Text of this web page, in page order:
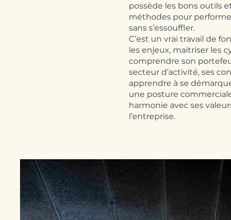
possède les bons outils
méthodes pour
sans s’essouffler.
C’est un vrai travail de
les enjeux, maitriser les
comprendre son
secteur d’activité, ses
apprendre à se
une posture
harmonie avec ses
l’entreprise.